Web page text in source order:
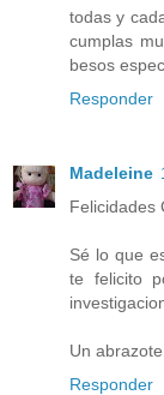
todas y
cumplas
besos
Responder
Madeleine
Felicidades
Sé lo que
te felicito
Un
Responder